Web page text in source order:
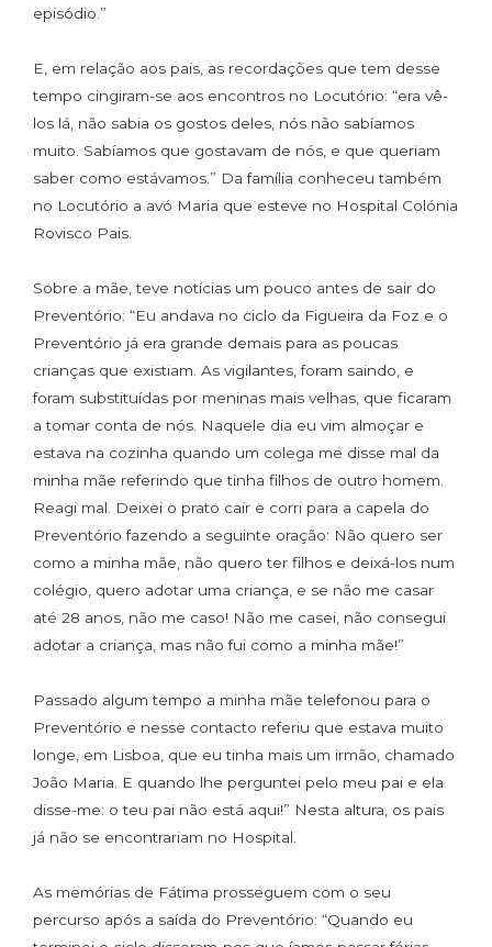
episódio.”
E, em relação aos pais, as recordações que tem desse
tempo cingiram-se aos encontros no Locutório: “era vê-
los lá, não sabia os gostos deles, nós não sabíamos
muito. Sabíamos que gostavam de nós, e que queriam
saber como estávamos.” Da família conheceu também
no Locutório a avó Maria que esteve no Hospital Colónia
Rovisco Pais.
Sobre a mãe, teve notícias um pouco antes de sair do
Preventório: “Eu andava no ciclo da Figueira da Foz e o
Preventório já era grande demais para as poucas
crianças que existiam. As vigilantes, foram saindo, e
foram substituídas por meninas mais velhas, que ficaram
a tomar conta de nós. Naquele dia eu vim almoçar e
estava na cozinha quando um colega me disse mal da
minha mãe referindo que tinha filhos de outro homem.
Reagi mal. Deixei o prato cair e corri para a capela do
Preventório fazendo a seguinte oração: Não quero ser
como a minha mãe, não quero ter filhos e deixá-los num
colégio, quero adotar uma criança, e se não me casar
até 28 anos, não me caso! Não me casei, não consegui
adotar a criança, mas não fui como a minha mãe!”
Passado algum tempo a minha mãe telefonou para o
Preventório e nesse contacto referiu que estava muito
longe, em Lisboa, que eu tinha mais um irmão, chamado
João Maria. E quando lhe perguntei pelo meu pai e ela
disse-me: o teu pai não está aqui!” Nesta altura, os pais
já não se encontrariam no Hospital.
As memórias de Fátima prosseguem com o seu
percurso após a saída do Preventório: “Quando eu